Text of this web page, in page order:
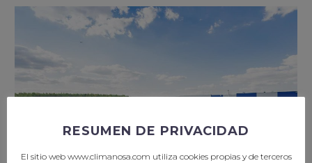
RESUMEN DE PRIVACIDAD
El sitio web www.climanosa.com utiliza cookies propias y de terceros